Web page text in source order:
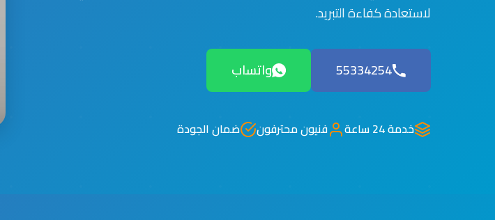
لاستعادة كفاءة التبريد.
55334254 واتساب
خدمة 24 ساعة فنيون محترفون ضمان الجودة